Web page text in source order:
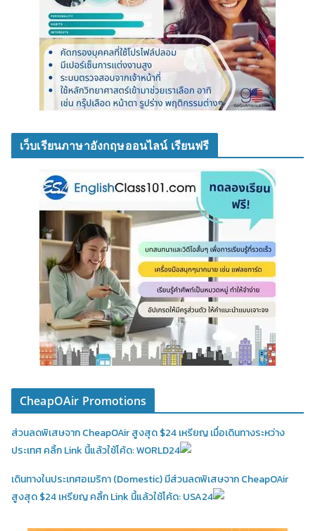
เว็บเรียนภาษาอังกฤษออนไลน์ เรียนฟรี
CheapOAir Promotions
ส่วนลดพิเสษจาก CheapOAir สูงสุด $24 เหรียญ เมื่อเดินทางระหว่าง
ประเทศ คลิ้ก Link นี้แล้วใช้โค้ด: WORLD24
เดินทางในประเทศอเมริกา (Domestic)มีส่วนลดพิเสษจาก CheapOAir
สูงสุด $24 เหรียญ คลิ้ก Link นี้แล้วใช้โค้ด: USA24